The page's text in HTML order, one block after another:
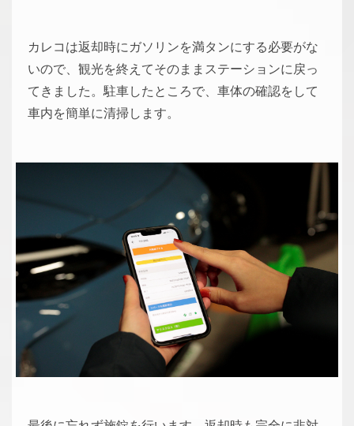
カレコは返却時にガソリンを満タンにする必要がな
いので、観光を終えてそのままステーションに戻っ
てきました。駐車したところで、車体の確認をして
車内を簡単に清掃します。